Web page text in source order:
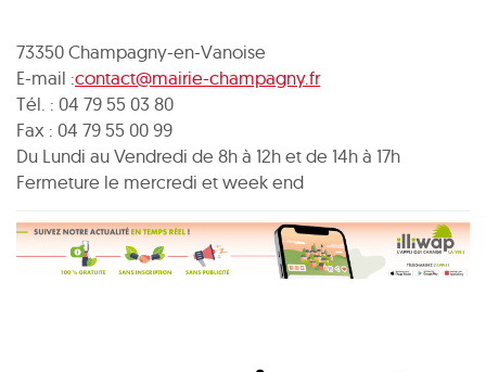
73350 Champagny-en-Vanoise
E-mail :contact@mairie-champagny.fr
Tél. : 04 79 55 03 80
Fax : 04 79 55 00 99
Du Lundi au Vendredi de 8h à 12h et de 14h à 17h
Fermeture le mercredi et week end